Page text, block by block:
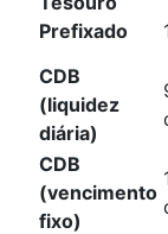
Prefixado
CDB
(liquidez
diária)
CDB
(vencimento
fixo)